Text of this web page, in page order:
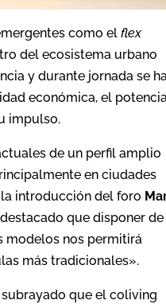
como elflex
del ecosistema urbano
y durante jornada se
económica, el
impulso.
de un perfil amplio
en ciudades
introducción del foro
que disponer de
modelos nos permitirá
más tradicionales».
que el coliving